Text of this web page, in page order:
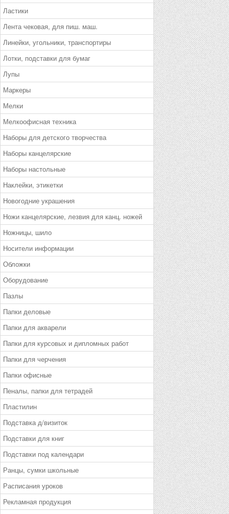
Ластики
Лента чековая, для пиш. маш.
Линейки, угольники, транспортиры
Лотки, подставки для бумаг
Лупы
Маркеры
Мелки
Мелкоофисная техника
Наборы для детского творчества
Наборы канцелярские
Наборы настольные
Наклейки, этикетки
Новогодние украшения
Ножи канцелярские, лезвия для канц. ножей
Ножницы, шило
Носители информации
Обложки
Оборудование
Пазлы
Папки деловые
Папки для акварели
Папки для курсовых и дипломных работ
Папки для черчения
Папки офисные
Пеналы, папки для тетрадей
Пластилин
Подставка д/визиток
Подставки для книг
Подставки под календари
Ранцы, сумки школьные
Расписания уроков
Рекламная продукция